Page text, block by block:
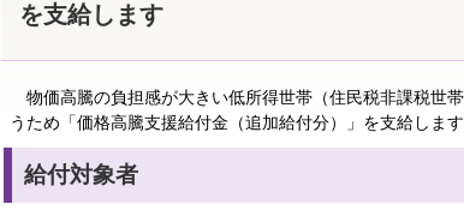
を支給します
物価高騰の負担感が大きい低所得世帯（住民税非課税世
うため「価格高騰支援給付金（追加給付分）」を支給します
給付対象者